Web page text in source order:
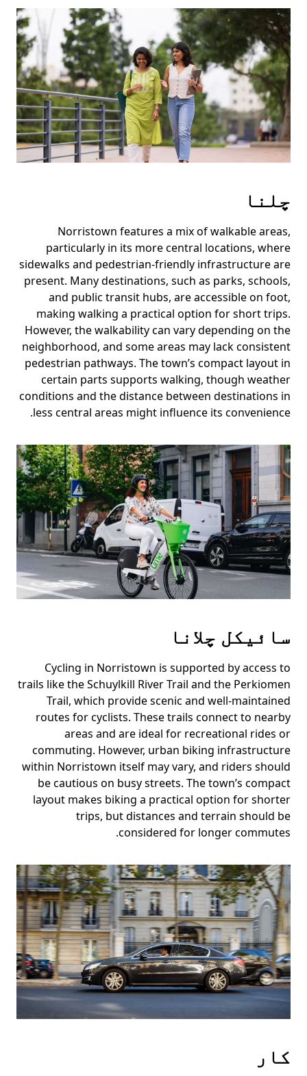
Press
the
escape
button
to
close
the
calendar.
چلنا
Norristown features a mix of walkable areas,
particularly in its more central locations, where
sidewalks and pedestrian-friendly infrastructure are
present. Many destinations, such as parks, schools,
and public transit hubs, are accessible on foot,
making walking a practical option for short trips.
However, the walkability can vary depending on the
neighborhood, and some areas may lack consistent
pedestrian pathways. The town’s compact layout in
certain parts supports walking, though weather
conditions and the distance between destinations in
less central areas might influence its convenience.
سائیکل چلانا
Cycling in Norristown is supported by access to
trails like the Schuylkill River Trail and the Perkiomen
Trail, which provide scenic and well-maintained
routes for cyclists. These trails connect to nearby
areas and are ideal for recreational rides or
commuting. However, urban biking infrastructure
within Norristown itself may vary, and riders should
be cautious on busy streets. The town’s compact
layout makes biking a practical option for shorter
trips, but distances and terrain should be
considered for longer commutes.
کار